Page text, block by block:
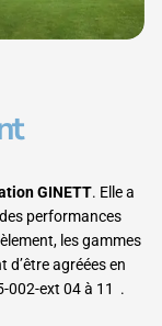
GINETT. Elle a
performances
les gammes
d’être agréées en
002-ext 04 à 11 .